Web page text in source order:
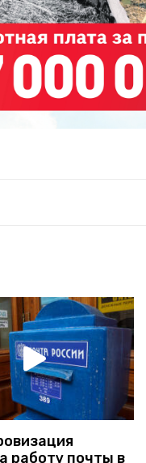
работу почты в